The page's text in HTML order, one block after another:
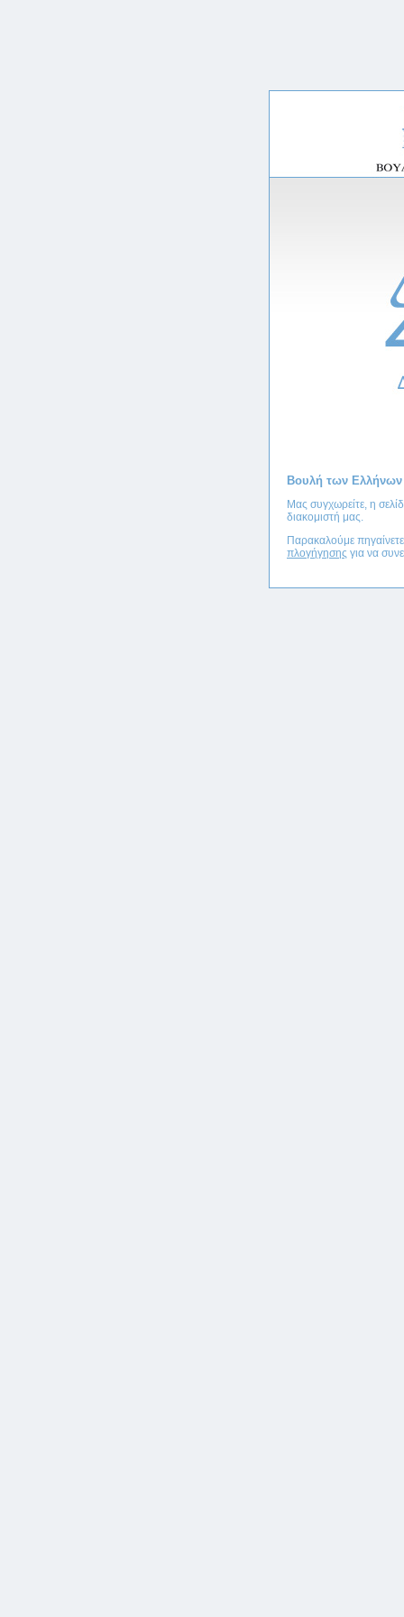
Βουλή των Ελλήνων
Μας συγχωρείτε, η
διακομιστή μας.
Παρακαλούμε
πλογήγησης για να